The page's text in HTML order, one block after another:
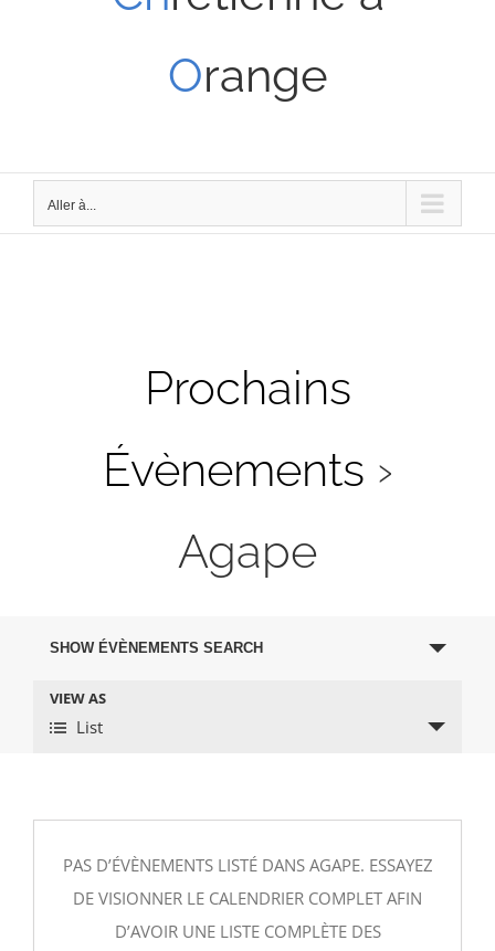
Orange
Aller à...
Prochains
Évènements ›
Agape
SHOW ÉVÈNEMENTS SEARCH
VIEW AS
List
PAS D’ÉVÈNEMENTS LISTÉ DANS AGAPE. ESSAYEZ
DE VISIONNER LE CALENDRIER COMPLET AFIN
D’AVOIR UNE LISTE COMPLÈTE DES